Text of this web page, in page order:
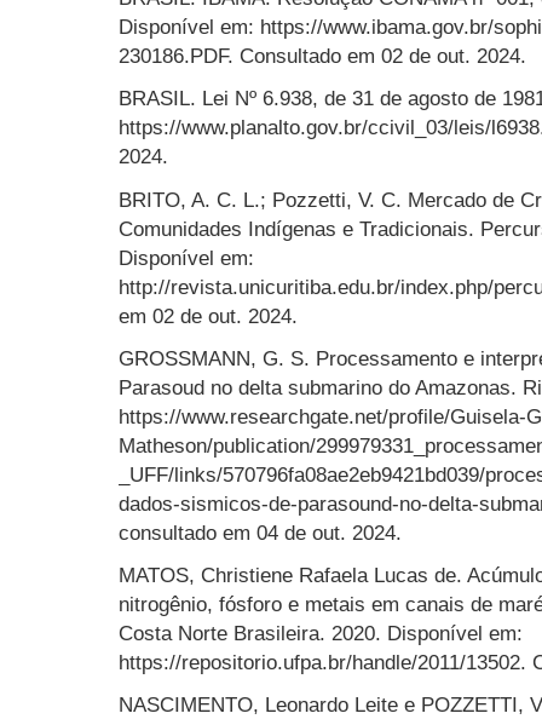
Disponível em: https://www.ibama.gov.br/
230186.PDF. Consultado em 02 de out. 2024.
BRASIL. Lei Nº 6.938, de 31 de agosto de
https://www.planalto.gov.br/ccivil_03/leis/
2024.
BRITO, A. C. L.; Pozzetti, V. C. Mercado de
Comunidades Indígenas e Tradicionais.
Disponível em:
http://revista.unicuritiba.edu.br/index.php/
em 02 de out. 2024.
GROSSMANN, G. S. Processamento e
Parasoud no delta submarino do Amazonas.
https://www.researchgate.net/profile/Guisela-
Matheson/publication/
_UFF/links/570796fa08ae2eb9421bd039/
dados-sismicos-de-parasound-no-delta-
consultado em 04 de out. 2024.
MATOS, Christiene Rafaela Lucas de.
nitrogênio, fósforo e metais em canais de
Costa Norte Brasileira. 2020. Disponível em:
https://repositorio.ufpa.br/handle/2011/13502.
NASCIMENTO, Leonardo Leite e POZZETTI,